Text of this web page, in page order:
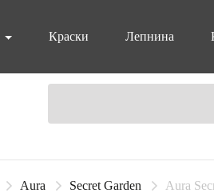
Краски Лепнина
Aura Secret Garden Aura